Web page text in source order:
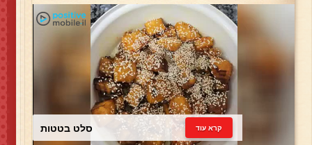
כרוב לבן קרא עוד